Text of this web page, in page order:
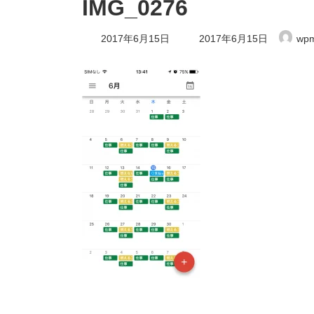
IMG_0276
2017年6月15日
最
終
新
時
2017年6月15日